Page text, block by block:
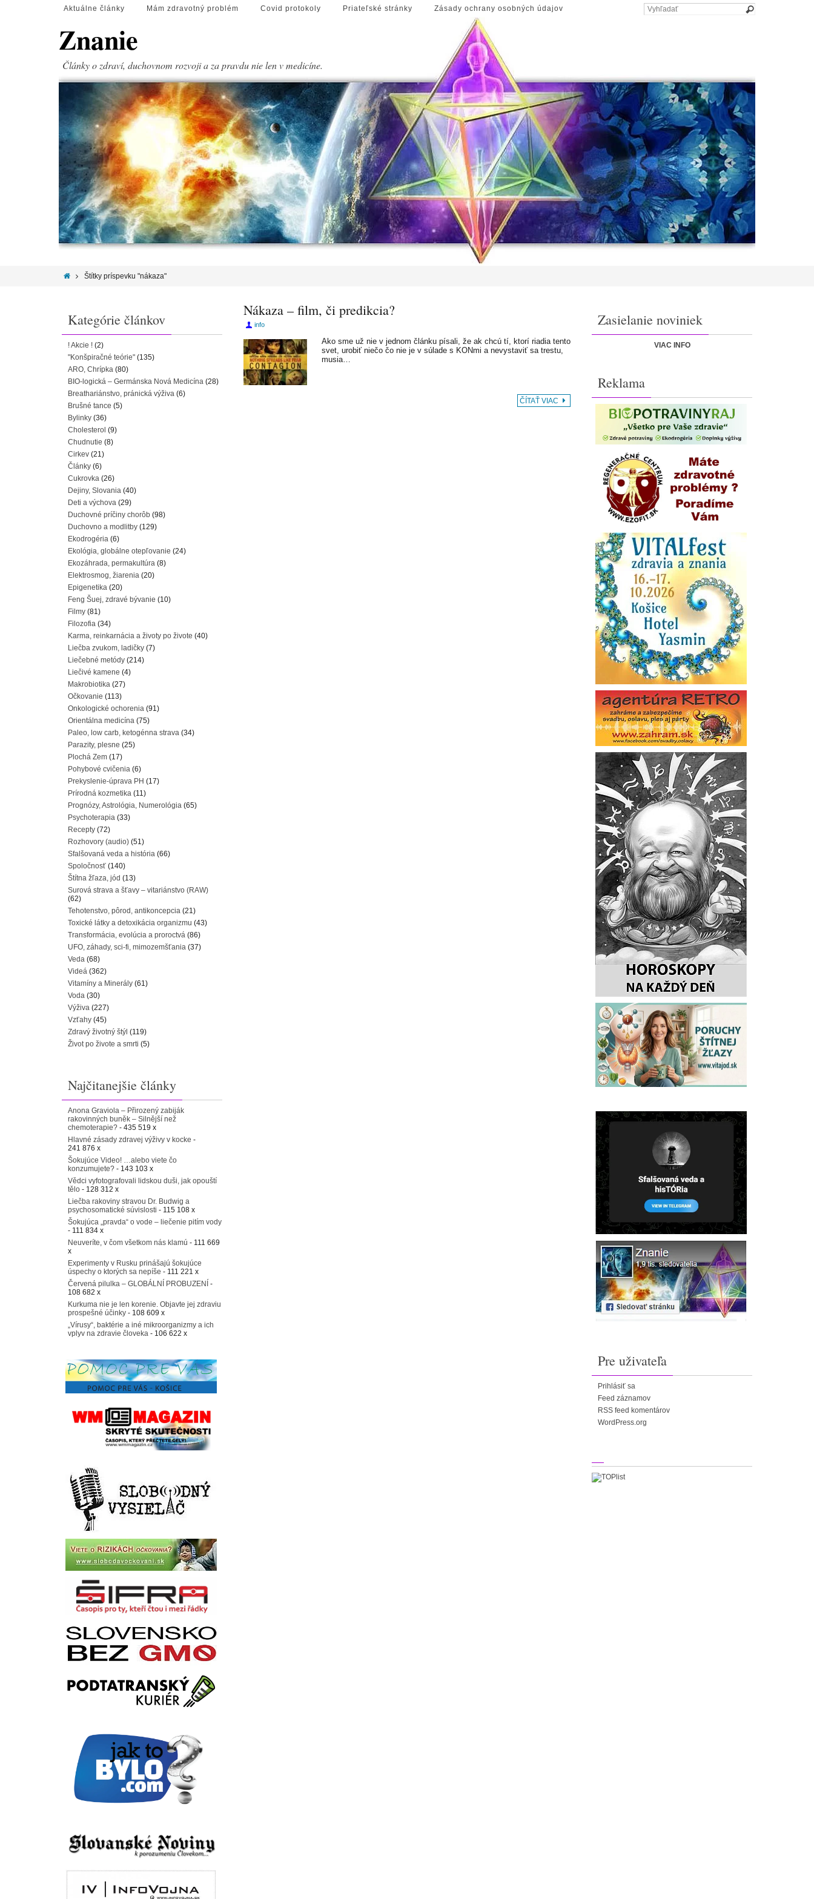
Aktuálne články Mám zdravotný problém Covid protokoly Priateľské stránky Zásady ochrany osobných údajov
Znanie
Články o zdraví, duchovnom rozvoji a za pravdu nie len v medicíne.
Štítky príspevku "nákaza"
Nákaza – film, či predikcia?
info
Ako sme už nie v jednom článku písali, že ak chcú tí, ktorí riadia tento
svet, urobiť niečo čo nie je v súlade s KONmi a nevystaviť sa trestu,
musia…
ČÍTAŤ VIAC
Kategórie článkov
! Akcie ! (2)
"Konšpiračné teórie" (135)
ARO, Chrípka (80)
BIO-logická – Germánska Nová Medicína (28)
Breathariánstvo, pránická výživa (6)
Brušné tance (5)
Bylinky (36)
Cholesterol (9)
Chudnutie (8)
Cirkev (21)
Články (6)
Cukrovka (26)
Dejiny, Slovania (40)
Deti a výchova (29)
Duchovné príčiny chorôb (98)
Duchovno a modlitby (129)
Ekodrogéria (6)
Ekológia, globálne otepľovanie (24)
Ekozáhrada, permakultúra (8)
Elektrosmog, žiarenia (20)
Epigenetika (20)
Feng Šuej, zdravé bývanie (10)
Filmy (81)
Filozofia (34)
Karma, reinkarnácia a životy po živote (40)
Liečba zvukom, ladičky (7)
Liečebné metódy (214)
Liečivé kamene (4)
Makrobiotika (27)
Očkovanie (113)
Onkologické ochorenia (91)
Orientálna medicína (75)
Paleo, low carb, ketogénna strava (34)
Parazity, plesne (25)
Plochá Zem (17)
Pohybové cvičenia (6)
Prekyslenie-úprava PH (17)
Prírodná kozmetika (11)
Prognózy, Astrológia, Numerológia (65)
Psychoterapia (33)
Recepty (72)
Rozhovory (audio) (51)
Sfalšovaná veda a história (66)
Spoločnosť (140)
Štítna žľaza, jód (13)
Surová strava a šťavy – vitariánstvo (RAW)
(62)
Tehotenstvo, pôrod, antikoncepcia (21)
Toxické látky a detoxikácia organizmu (43)
Transformácia, evolúcia a proroctvá (86)
UFO, záhady, sci-fi, mimozemšťania (37)
Veda (68)
Videá (362)
Vitamíny a Minerály (61)
Voda (30)
Výživa (227)
Vzťahy (45)
Zdravý životný štýl (119)
Život po živote a smrti (5)
Najčitanejšie články
Anona Graviola – Přirozený zabiják
rakovinných buněk – Silnější než
chemoterapie? - 435 519 x
Hlavné zásady zdravej výživy v kocke -
241 876 x
Šokujúce Video! …alebo viete čo
konzumujete? - 143 103 x
Vědci vyfotografovali lidskou duši, jak opouští
tělo - 128 312 x
Liečba rakoviny stravou Dr. Budwig a
psychosomatické súvislosti - 115 108 x
Šokujúca „pravda“ o vode – liečenie pitím vody
- 111 834 x
Neuveríte, v čom všetkom nás klamú - 111 669
x
Experimenty v Rusku prinášajú šokujúce
úspechy o ktorých sa nepíše - 111 221 x
Červená pilulka – GLOBÁLNÍ PROBUZENÍ -
108 682 x
Kurkuma nie je len korenie. Objavte jej zdraviu
prospešné účinky - 108 609 x
„Vírusy“, baktérie a iné mikroorganizmy a ich
vplyv na zdravie človeka - 106 622 x
Zasielanie noviniek
VIAC INFO
Reklama
Pre uživateľa
Prihlásiť sa
Feed záznamov
RSS feed komentárov
WordPress.org